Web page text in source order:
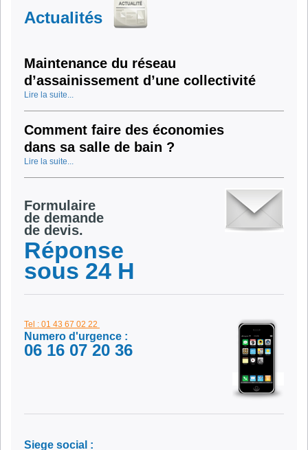
Actualités
Maintenance du réseau
d’assainissement d’une collectivité
Lire la suite...
Comment faire des économies
dans sa salle de bain ?
Lire la suite...
Formulaire
de demande
de devis.
Réponse
sous 24 H
Tel : 01 43 67 02 22
Numero d'urgence :
06 16 07 20 36
Siege social :